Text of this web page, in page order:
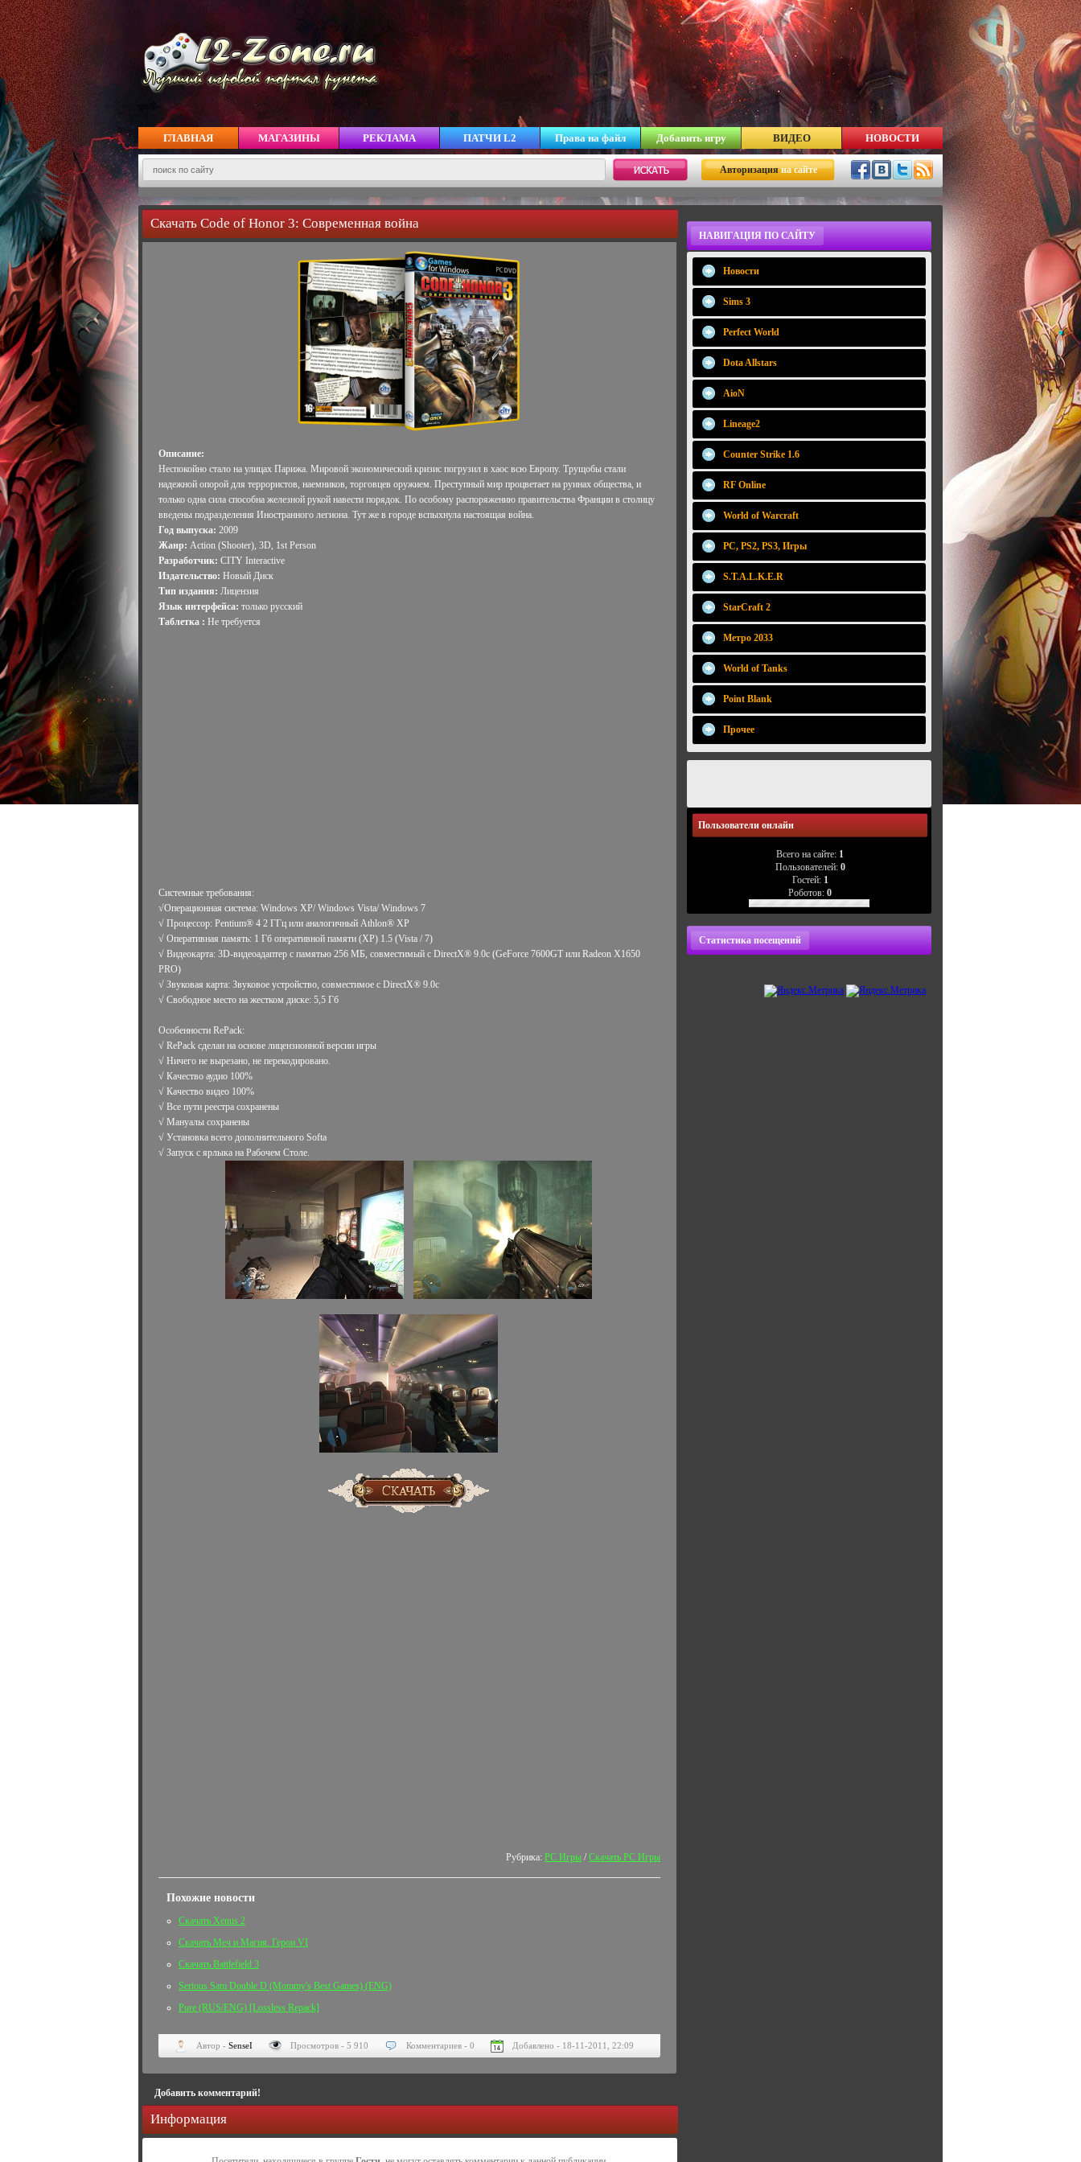
ГЛАВНАЯ МАГАЗИНЫ РЕКЛАМА ПАТЧИ L2 Права на файл Добавить игру ВИДЕО НОВОСТИ
Авторизацияна сайте
Скачать Code of Honor 3: Современная война
Описание:
Неспокойно стало на улицах Парижа. Мировой экономический кризис погрузил в хаос всю Европу. Трущобы стали
надежной опорой для террористов, наемников, торговцев оружием. Преступный мир процветает на руинах общества, и
только одна сила способна железной рукой навести порядок. По особому распоряжению правительства Франции в столицу
введены подразделения Иностранного легиона. Тут же в городе вспыхнула настоящая война.
Год выпуска: 2009
Жанр: Action (Shooter), 3D, 1st Person
Разработчик: CITY Interactive
Издательство: Новый Диск
Тип издания: Лицензия
Язык интерфейса: только русский
Таблетка : Не требуется
Системные требования:
√Операционная система: Windows XP/ Windows Vista/ Windows 7
√ Процессор: Pentium® 4 2 ГГц или аналогичный Athlon® XP
√ Оперативная память: 1 Гб оперативной памяти (ХР) 1.5 (Vista / 7)
√ Видеокарта: 3D-видеоадаптер с памятью 256 МБ, совместимый с DirectX® 9.0c (GeForce 7600GT или Radeon X1650
PRO)
√ Звуковая карта: Звуковое устройство, совместимое с DirectX® 9.0с
√ Свободное место на жестком диске: 5,5 Гб
Особенности RePack:
√ RePack сделан на основе лицензионной версии игры
√ Ничего не вырезано, не перекодировано.
√ Качество аудио 100%
√ Качество видео 100%
√ Все пути реестра сохранены
√ Мануалы сохранены
√ Установка всего дополнительного Softa
√ Запуск с ярлыка на Рабочем Столе.
Рубрика: PC Игры / Скачать PC Игры
Похожие новости
Скачать Xenus 2
Скачать Меч и Магия. Герои VI
Скачать Battlefield 3
Serious Sam Double D (Mommy's Best Games) (ENG)
Pure (RUS/ENG) [Lossless Repack]
Автор - SenseI Просмотров - 5 910 Комментариев - 0 Добавлено - 18-11-2011, 22:09
Добавить комментарий!
Информация
НАВИГАЦИЯ ПО САЙТУ
Новости
Sims 3
Perfect World
Dota Allstars
AioN
Lineage2
Counter Strike 1.6
RF Online
World of Warcraft
PC, PS2, PS3, Игры
S.T.A.L.K.E.R
StarCraft 2
Метро 2033
World of Tanks
Point Blank
Прочее
Пользователи онлайн
Всего на сайте: 1
Пользователей: 0
Гостей: 1
Роботов: 0
Статистика посещений